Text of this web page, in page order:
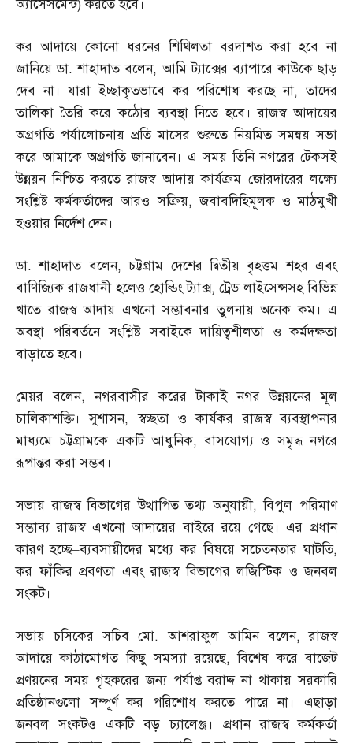
অ্যাসেসমেন্ট)করতে হবে।
কর আদায়ে কোনো ধরনের শিথিলতা বরদাশত করা হবে না
জানিয়ে ডা.শাহাদাত বলেন,আমি ট্যাক্সের ব্যাপারে কাউকে ছাড়
দেব না। যারা ইচ্ছাকৃতভাবে কর পরিশোধ করছে না,তাদের
তালিকা তৈরি করে কঠোর ব্যবস্থা নিতে হবে। রাজস্ব আদায়ের
অগ্রগতি পর্যালোচনায় প্রতি মাসের শুরুতে নিয়মিত সমন্বয় সভা
করে আমাকে অগ্রগতি জানাবেন। এ সময় তিনি নগরের টেকসই
উন্নয়ন নিশ্চিত করতে রাজস্ব আদায় কার্যক্রম জোরদারের লক্ষ্যে
সংশ্লিষ্ট কর্মকর্তাদের আরও সক্রিয়,জবাবদিহিমূলক ও মাঠমুখী
হওয়ার নির্দেশ দেন।
ডা.শাহাদাত বলেন,চট্টগ্রাম দেশের দ্বিতীয় বৃহত্তম শহর এবং
বাণিজ্যিক রাজধানী হলেও হোল্ডিং ট্যাক্স,ট্রেড লাইসেন্সসহ বিভিন্ন
খাতে রাজস্ব আদায় এখনো সম্ভাবনার তুলনায় অনেক কম। এ
অবস্থা পরিবর্তনে সংশ্লিষ্ট সবাইকে দায়িত্বশীলতা ও কর্মদক্ষতা
বাড়াতে হবে।
মেয়র বলেন,নগরবাসীর করের টাকাই নগর উন্নয়নের মূল
চালিকাশক্তি। সুশাসন,স্বচ্ছতা ও কার্যকর রাজস্ব ব্যবস্থাপনার
মাধ্যমে চট্টগ্রামকে একটি আধুনিক,বাসযোগ্য ও সমৃদ্ধ নগরে
রূপান্তর করা সম্ভব।
সভায় রাজস্ব বিভাগের উত্থাপিত তথ্য অনুযায়ী,বিপুল পরিমাণ
সম্ভাব্য রাজস্ব এখনো আদায়ের বাইরে রয়ে গেছে। এর প্রধান
কারণ হচ্ছে–ব্যবসায়ীদের মধ্যে কর বিষয়ে সচেতনতার ঘাটতি,
কর ফাঁকির প্রবণতা এবং রাজস্ব বিভাগের লজিস্টিক ও জনবল
সংকট।
সভায় চসিকের সচিব মো.আশরাফুল আমিন বলেন,রাজস্ব
আদায়ে কাঠামোগত কিছু সমস্যা রয়েছে,বিশেষ করে বাজেট
প্রণয়নের সময় গৃহকরের জন্য পর্যাপ্ত বরাদ্দ না থাকায় সরকারি
প্রতিষ্ঠানগুলো সম্পূর্ণ কর পরিশোধ করতে পারে না। এছাড়া
জনবল সংকটও একটি বড় চ্যালেঞ্জ। প্রধান রাজস্ব কর্মকর্তা